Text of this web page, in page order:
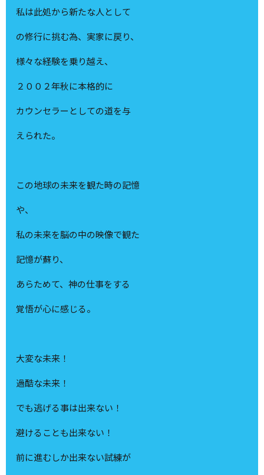
私は此処から新たな人として
の修行に挑む為、実家に戻り、
様々な経験を乗り越え、
２００２年秋に本格的に
カウンセラーとしての道を与
えられた。
この地球の未来を観た時の記憶
や、
私の未来を脳の中の映像で観た
記憶が蘇り、
あらためて、神の仕事をする
覚悟が心に感じる。
大変な未来！
過酷な未来！
でも逃げる事は出来ない！
避けることも出来ない！
前に進むしか出来ない試練が